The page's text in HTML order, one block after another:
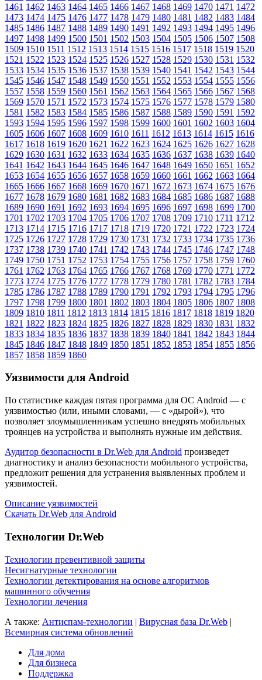
1461 1462 1463 1464 1465 1466 1467 1468 1469 1470 1471 1472
1473 1474 1475 1476 1477 1478 1479 1480 1481 1482 1483 1484
1485 1486 1487 1488 1489 1490 1491 1492 1493 1494 1495 1496
1497 1498 1499 1500 1501 1502 1503 1504 1505 1506 1507 1508
1509 1510 1511 1512 1513 1514 1515 1516 1517 1518 1519 1520
1521 1522 1523 1524 1525 1526 1527 1528 1529 1530 1531 1532
1533 1534 1535 1536 1537 1538 1539 1540 1541 1542 1543 1544
1545 1546 1547 1548 1549 1550 1551 1552 1553 1554 1555 1556
1557 1558 1559 1560 1561 1562 1563 1564 1565 1566 1567 1568
1569 1570 1571 1572 1573 1574 1575 1576 1577 1578 1579 1580
1581 1582 1583 1584 1585 1586 1587 1588 1589 1590 1591 1592
1593 1594 1595 1596 1597 1598 1599 1600 1601 1602 1603 1604
1605 1606 1607 1608 1609 1610 1611 1612 1613 1614 1615 1616
1617 1618 1619 1620 1621 1622 1623 1624 1625 1626 1627 1628
1629 1630 1631 1632 1633 1634 1635 1636 1637 1638 1639 1640
1641 1642 1643 1644 1645 1646 1647 1648 1649 1650 1651 1652
1653 1654 1655 1656 1657 1658 1659 1660 1661 1662 1663 1664
1665 1666 1667 1668 1669 1670 1671 1672 1673 1674 1675 1676
1677 1678 1679 1680 1681 1682 1683 1684 1685 1686 1687 1688
1689 1690 1691 1692 1693 1694 1695 1696 1697 1698 1699 1700
1701 1702 1703 1704 1705 1706 1707 1708 1709 1710 1711 1712
1713 1714 1715 1716 1717 1718 1719 1720 1721 1722 1723 1724
1725 1726 1727 1728 1729 1730 1731 1732 1733 1734 1735 1736
1737 1738 1739 1740 1741 1742 1743 1744 1745 1746 1747 1748
1749 1750 1751 1752 1753 1754 1755 1756 1757 1758 1759 1760
1761 1762 1763 1764 1765 1766 1767 1768 1769 1770 1771 1772
1773 1774 1775 1776 1777 1778 1779 1780 1781 1782 1783 1784
1785 1786 1787 1788 1789 1790 1791 1792 1793 1794 1795 1796
1797 1798 1799 1800 1801 1802 1803 1804 1805 1806 1807 1808
1809 1810 1811 1812 1813 1814 1815 1816 1817 1818 1819 1820
1821 1822 1823 1824 1825 1826 1827 1828 1829 1830 1831 1832
1833 1834 1835 1836 1837 1838 1839 1840 1841 1842 1843 1844
1845 1846 1847 1848 1849 1850 1851 1852 1853 1854 1855 1856
1857 1858 1859 1860
Уязвимости для Android
По статистике каждая пятая программа для ОС Android — с
уязвимостью (или, иными словами, — с «дырой»), что
позволяет злоумышленникам успешно внедрять мобильных
троянцев на устройства и выполнять нужные им действия.
Аудитор безопасности в Dr.Web для Android произведет
диагностику и анализ безопасности мобильного устройства,
предложит решения для устранения выявленных проблем и
уязвимостей.
Описание уязвимостей
Скачать Dr.Web для Android
Технологии Dr.Web
Технологии превентивной защиты
Несигнатурные технологии
Технологии детектирования на основе алгоритмов
машинного обучения
Технологии лечения
А также: Антиспам-технологии | Вирусная база Dr.Web |
Всемирная система обновлений
Для дома
Для бизнеса
Поддержка